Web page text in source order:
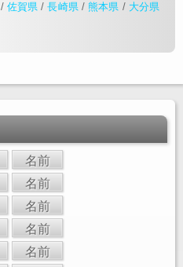
/ 佐賀県 /長崎県/熊本県 / 大分県
名前
名前
名前
名前
名前